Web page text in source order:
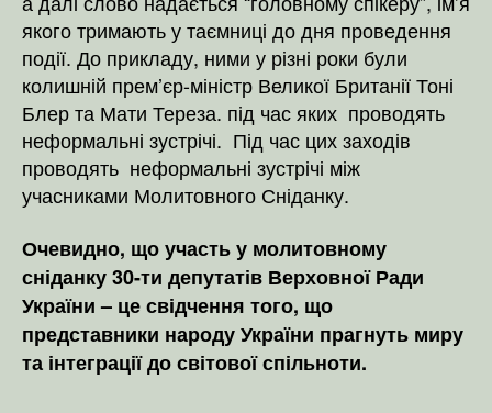
якого тримають у таємниці до дня проведення
події. До прикладу, ними у різні роки були
колишній прем’єр-міністр Великої Британії Тоні
Блер та Мати Тереза. під час яких проводять
неформальні зустрічі. Під час цих заходів
проводять неформальні зустрічі між
учасниками Молитовного Сніданку.
Очевидно, що участь у молитовному
сніданку 30-ти депутатів Верховної Ради
України – це свідчення того, що
представники народу України прагнуть миру
та інтеграції до світової спільноти.